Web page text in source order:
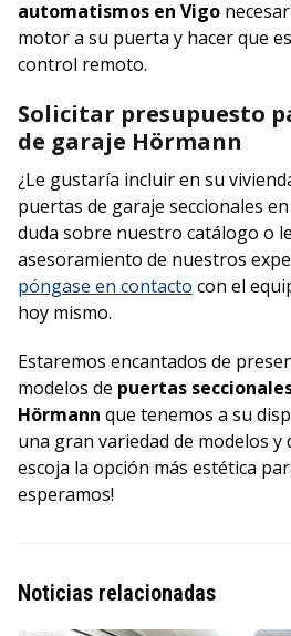
automatismos en Vigo
motor a su puerta y hacer que
control remoto.
Solicitar presupuesto
de garaje Hörmann
¿Le gustaría incluir en su
puertas de garaje seccionales
duda sobre nuestro catálogo o
asesoramiento de nuestros
póngase en contacto con el
hoy mismo.
Estaremos encantados de
modelos de puertas
Hörmann que tenemos a su
una gran variedad de modelos y
escoja la opción más estética
esperamos!
Noticias relacionadas